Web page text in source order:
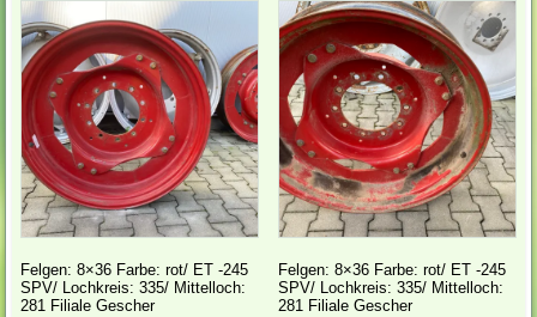
Felgen: 8×36 Farbe: rot/ ET -245
SPV/ Lochkreis: 335/ Mittelloch:
281 Filiale Gescher
Felgen: 8×36 Farbe: rot/ ET -245
SPV/ Lochkreis: 335/ Mittelloch:
281 Filiale Gescher